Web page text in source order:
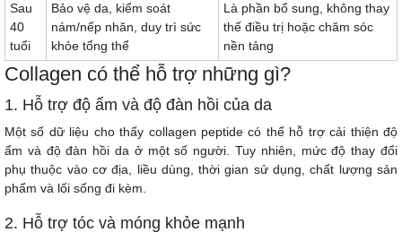
Sau
40
tuổi
Bảo vệ da, kiểm soát
nám/nếp nhăn, duy trì sức
khỏe tổng thể
Là phần bổ sung, không thay
thế điều trị hoặc chăm sóc
nền tảng
Collagen có thể hỗ trợ những gì?
1. Hỗ trợ độ ẩm và độ đàn hồi của da
Một số dữ liệu cho thấy collagen peptide có thể hỗ trợ cải thiện độ
ẩm và độ đàn hồi da ở một số người. Tuy nhiên, mức độ thay đổi
phụ thuộc vào cơ địa, liều dùng, thời gian sử dụng, chất lượng sản
phẩm và lối sống đi kèm.
2. Hỗ trợ tóc và móng khỏe mạnh